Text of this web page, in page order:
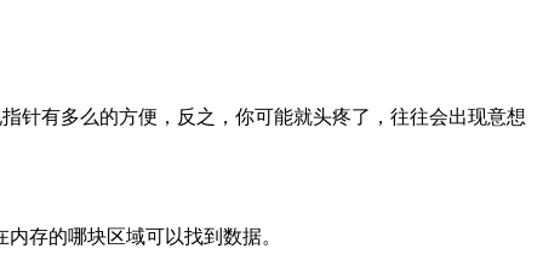
针有多么的方便，反之，你可能就头疼了，往往会出现意想
存的哪块区域可以找到数据。